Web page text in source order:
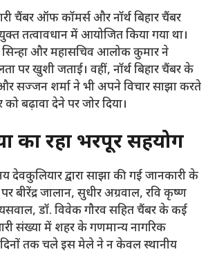
चैंबर ऑफ कॉमर्स और नॉर्थ बिहार चैंबर
तत्वावधान में आयोजित किया गया था।
और महासचिव आलोक कुमार ने
पर खुशी जताई। वहीं, नॉर्थ बिहार चैंबर के
सज्जन शर्मा ने भी अपने विचार साझा करते
को बढ़ावा देने पर जोर दिया।
का रहा भरपूर सहयोग
देवकुलियार द्वारा साझा की गई जानकारी के
बीरेंद्र जालान, सुधीर अग्रवाल, रवि कृष्ण
डॉ. विवेक गौरव सहित चैंबर के कई
संख्या में शहर के गणमान्य नागरिक
दिनों तक चले इस मेले ने न केवल स्थानीय